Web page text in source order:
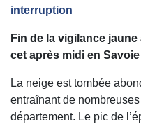
interruption
Fin de la vigilance
cet après midi en Savoie
La neige est tombée
entraînant de
département. Le pic de